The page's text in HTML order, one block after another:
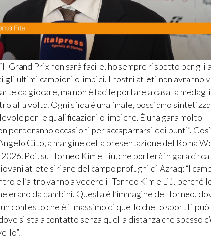
Grand Prix non sarà facile, ho sempre rispetto per gli
gli ultimi campioni olimpici. I nostri atleti non avranno
da giocare, ma non è facile portare a casa la
alla volta. Ogni sfida è una finale, possiamo
per le qualificazioni olimpiche. È una gara molto
perderanno occasioni per accaparrarsi dei punti”.
Cito, a margine della presentazione del Roma
Poi, sul Torneo Kim e Liù, che porterà in gara
atlete siriane del campo profughi di Azraq: “I
e l’altro vanno a vedere il Torneo Kim e Liù, perché
erano da bambini. Questa è l’immagine del Torneo,
contesto che è il massimo di quello che lo sport ti
si sta a contatto senza quella distanza che spesso